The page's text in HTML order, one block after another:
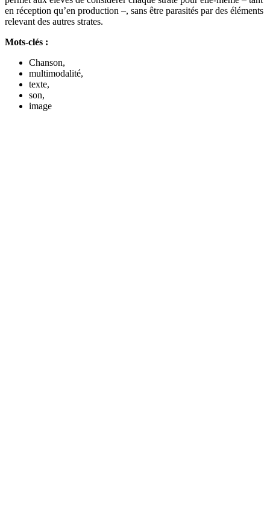
en réception qu’en production –, sans être parasités par des éléments
relevant des autres strates.
Mots-clés :
Chanson,
multimodalité,
texte,
son,
image